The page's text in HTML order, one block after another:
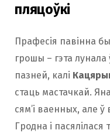
пляцоўкі
Прафесія павінна
грошы – гэта лунала
пазней, калі
стаць мастачкай.
сям’і ваенных, але
Гродна і пасялілася